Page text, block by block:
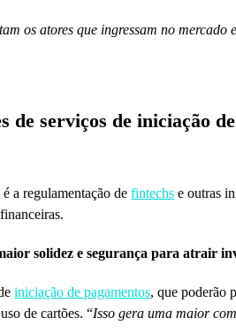
os atores que ingressam no
de serviços de iniciação
a regulamentação defintechs e outras
solidez e segurança para atrair
iniciação de pagamentos, que poderão
de cartões. “Isso gera uma maior